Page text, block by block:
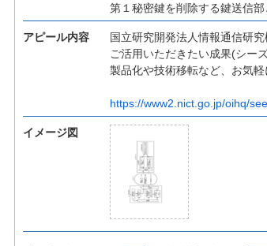
第１秘密鍵を削除する鍵送信
アピール内容
国立研究開発法人情報通信研
ご活用いただきたい成果(シー
製品化や技術移転など、お気軽
https://www2.nict.go.jp/oihq/
イメージ図